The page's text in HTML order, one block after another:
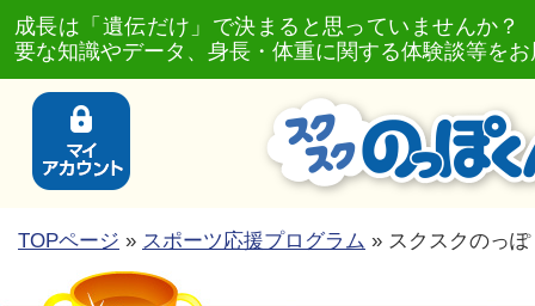
成長は「遺伝だけ」で決まると思っていませんか
要な知識やデータ、身長・体重に関する体験談等を
TOPページ » スポーツ応援プログラム » スクスクのっ